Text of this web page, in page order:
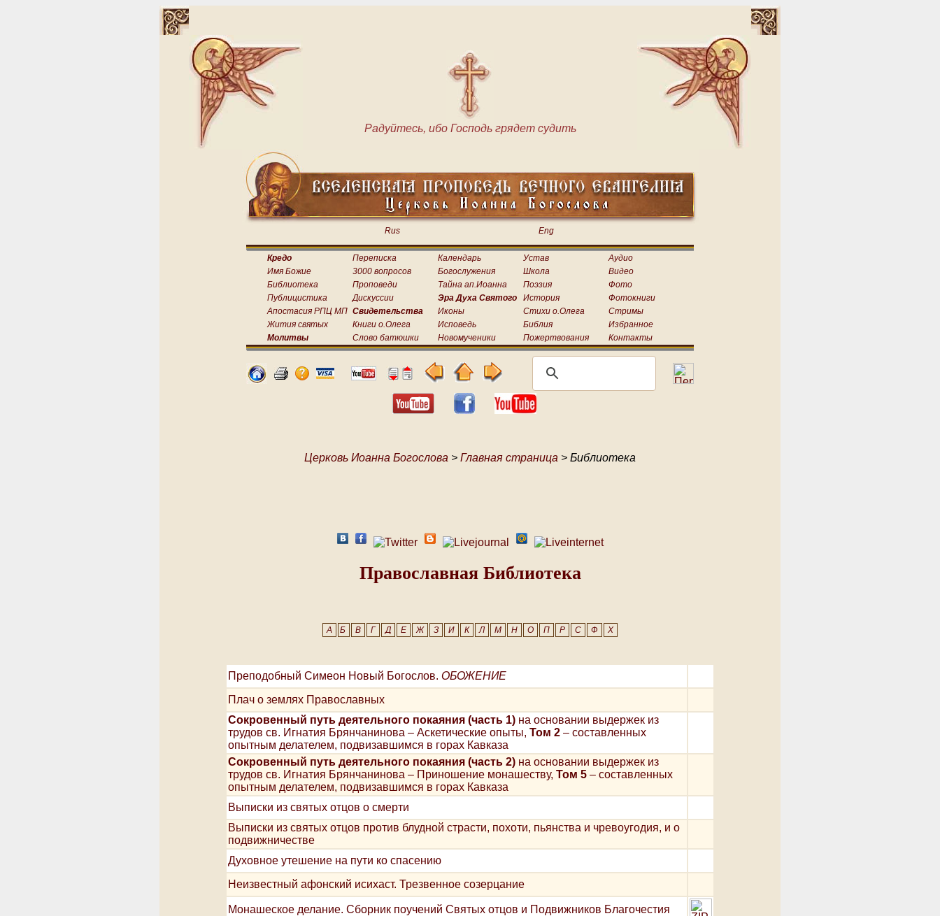
Радуйтесь, ибо Господь грядет судить
Rus Eng
Кредо Переписка Календарь Устав
Аудио
Имя Божие
3000 вопросов Богослужения Школа
Видео
Библиотека
Проповеди Тайна ап.Иоанна Поэзия
Фото
Публицистика
Дискуссии Эра Духа Святого История
Фотокниги
Апостасия РПЦ МП Свидетельства Иконы Стихи о.Олега
Стримы
Жития святых
Книги о.Олега Исповедь Библия
Избранное
Молитвы
Слово батюшки Новомученики Пожертвования Контакты
Церковь Иоанна Богослова > Главная страница > Библиотека
Православная Библиотека
А Б В Г Д Е Ж З И К Л М Н О П Р С Ф Х
Преподобный Симеон Новый Богослов. ОБОЖЕНИЕ
Плач о землях Православных
Сокровенный путь деятельного покаяния (часть 1) на основании выдержек из
трудов св. Игнатия Брянчанинова – Аскетические опыты, Том 2 – составленных
опытным делателем, подвизавшимся в горах Кавказа
Сокровенный путь деятельного покаяния (часть 2) на основании выдержек из
трудов св. Игнатия Брянчанинова – Приношение монашеству, Том 5 – составленных
опытным делателем, подвизавшимся в горах Кавказа
Выписки из святых отцов о смерти
Выписки из святых отцов против блудной страсти, похоти, пьянства и чревоугодия, и о
подвижничестве
Духовное утешение на пути ко спасению
Неизвестный афонский исихаст. Трезвенное созерцание
Монашеское делание. Сборник поучений Святых отцов и Подвижников Благочестия